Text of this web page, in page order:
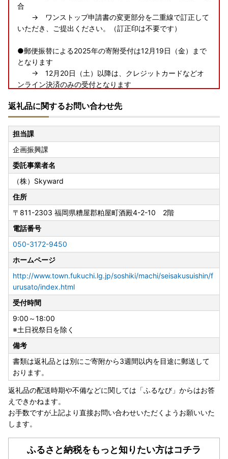
合
→ ワンストップ申請書の変更部分を二重線で訂正して
いただき、ご提出ください。（訂正印は不要です）
●郵便振替による2025年の寄附受付は12月19日（金）まで
となります
→ 12月20日（土）以降は、クレジットカードなどオ
ンライン決済のみの受付となります
●福智町ふるさと納税に関するお問い合わせ先は、下記のと
おりになります。お掛け間違えのないようにご連絡ください
ませ。
福智町ふるさと納税まごころ窓口
TEL：050-3172-9450 （受付時間 9：00～17：30）
FAX：092-410-8432
※福智町では、ふるさと納税業務を外部委託しております。
※0947-22-0555は、福智町役場総務課の電話番号（代表番
号）となりますのでご注意くださいませ。
★【重要】福智町ワンストップ特例申請受付済通知のお知ら
せ★
いつも福智町を応援していただき、誠にありがとうございま
す。
受付済通知につきましては、ご登録いただいたメールアドレ
ス宛にお送りさせていただいております。
アドレスが未登録、送信出来なかった方には別途封書にてお
送りさせていただきます。
※ドメイン設定により、メールが受信できない状態になって
いる可能性がありますので、設定をご確認ください。
申請書の紛失、不明点その他お問い合わせはふるさと納税ま
ごころ窓口までお願いいたします。
また、ワンストップ特例申請書の提出先は以下のとおりとな
ります。
【ワンストップ特例申請書提出先】
智町ふるさと納税まごころ窓口 宛
※福智町ではふるさと納税業務を外部委託しています。
返礼品に関するお問い合わせ先
担当課
企画振興課
委託事業者名
（株）Skyward
住所
〒811-2303 福岡県糟屋郡粕屋町酒殿4-2-10 2階
電話番号
050-3172-9450
ホームページ
http://www.town.fukuchi.lg.jp/soshiki/machi/seisakusuishin/f
urusato/index.html
受付時間
9:00～18:00
※土日祝祭日を除く
備考
書類は返礼品とは別にご寄附から3週間以内を目途に郵送して
おります。
返礼品の配送時期や不備などに関しては「ふるなび」からはお答
えできかねます。
お手数ですが上記より直接お問い合わせいただくようお願いいた
します。
ふるさと納税をもっと知りたい方はコチラ